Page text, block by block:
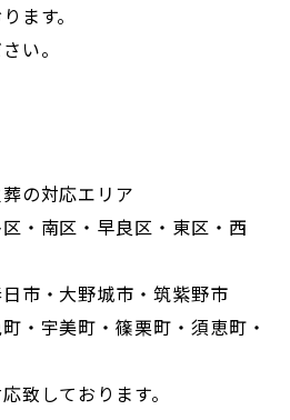
ます。
い。
の対応エリア
・南区・早良区・東区・西
市・大野城市・筑紫野市
・宇美町・篠栗町・須恵町・
致しております。